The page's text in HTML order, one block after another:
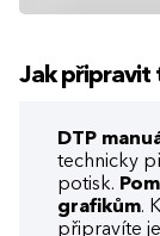
Jak připravit
DTP
technicky
potisk.
grafikům.
připravíte